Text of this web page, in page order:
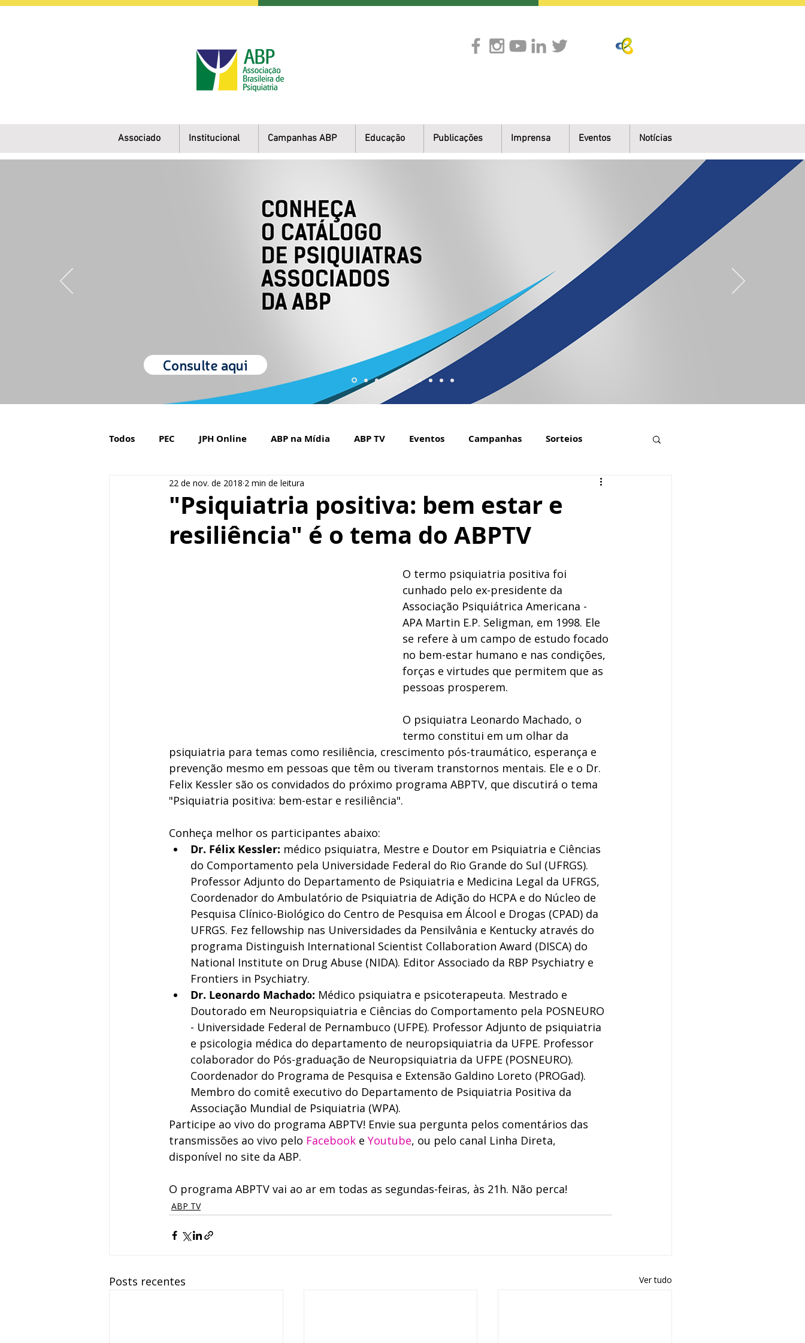
Associado Institucional Campanhas ABP Educação Publicações Imprensa Eventos Notícias
Consulte aqui
Todos PEC JPH Online ABP na Mídia ABP TV Eventos Campanhas Sorteios
Orgulho de ser Psiquiatra Setembro Amarelo na mídia
"Psiquiatria positiva: bem estar e
resiliência" é o tema do ABPTV
22 de nov. de 2018 2 min de leitura
O termo psiquiatria positiva foi
cunhado pelo ex-presidente da
Associação Psiquiátrica Americana -
APA Martin E.P. Seligman, em 1998. Ele
se refere à um campo de estudo focado
no bem-estar humano e nas condições,
forças e virtudes que permitem que as
pessoas prosperem.
O psiquiatra Leonardo Machado, o
termo constitui em um olhar da
psiquiatria para temas como resiliência, crescimento pós-traumático, esperança e
prevenção mesmo em pessoas que têm ou tiveram transtornos mentais. Ele e o Dr.
Felix Kessler são os convidados do próximo programa ABPTV, que discutirá o tema
"Psiquiatria positiva: bem-estar e resiliência".
Conheça melhor os participantes abaixo:
Dr. Félix Kessler: médico psiquiatra, Mestre e Doutor em Psiquiatria e Ciências
do Comportamento pela Universidade Federal do Rio Grande do Sul (UFRGS).
Professor Adjunto do Departamento de Psiquiatria e Medicina Legal da UFRGS,
Coordenador do Ambulatório de Psiquiatria de Adição do HCPA e do Núcleo de
Pesquisa Clínico-Biológico do Centro de Pesquisa em Álcool e Drogas (CPAD) da
UFRGS. Fez fellowship nas Universidades da Pensilvânia e Kentucky através do
programa Distinguish International Scientist Collaboration Award (DISCA) do
National Institute on Drug Abuse (NIDA). Editor Associado da RBP Psychiatry e
Frontiers in Psychiatry.
Dr. Leonardo Machado: Médico psiquiatra e psicoterapeuta. Mestrado e
Doutorado em Neuropsiquiatria e Ciências do Comportamento pela POSNEURO
- Universidade Federal de Pernambuco (UFPE). Professor Adjunto de psiquiatria
e psicologia médica do departamento de neuropsiquiatria da UFPE. Professor
colaborador do Pós-graduação de Neuropsiquiatria da UFPE (POSNEURO).
Coordenador do Programa de Pesquisa e Extensão Galdino Loreto (PROGad).
Membro do comitê executivo do Departamento de Psiquiatria Positiva da
Associação Mundial de Psiquiatria (WPA).
Participe ao vivo do programa ABPTV! Envie sua pergunta pelos comentários das
transmissões ao vivo pelo Facebook e Youtube, ou pelo canal Linha Direta,
disponível no site da ABP.
O programa ABPTV vai ao ar em todas as segundas-feiras, às 21h. Não perca!
ABP TV
Posts recentes Ver tudo